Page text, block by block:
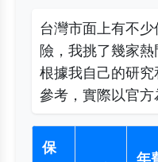
台灣市面上有不
險，我挑了幾家
根據我自己的研
參考，實際以官方
保
年